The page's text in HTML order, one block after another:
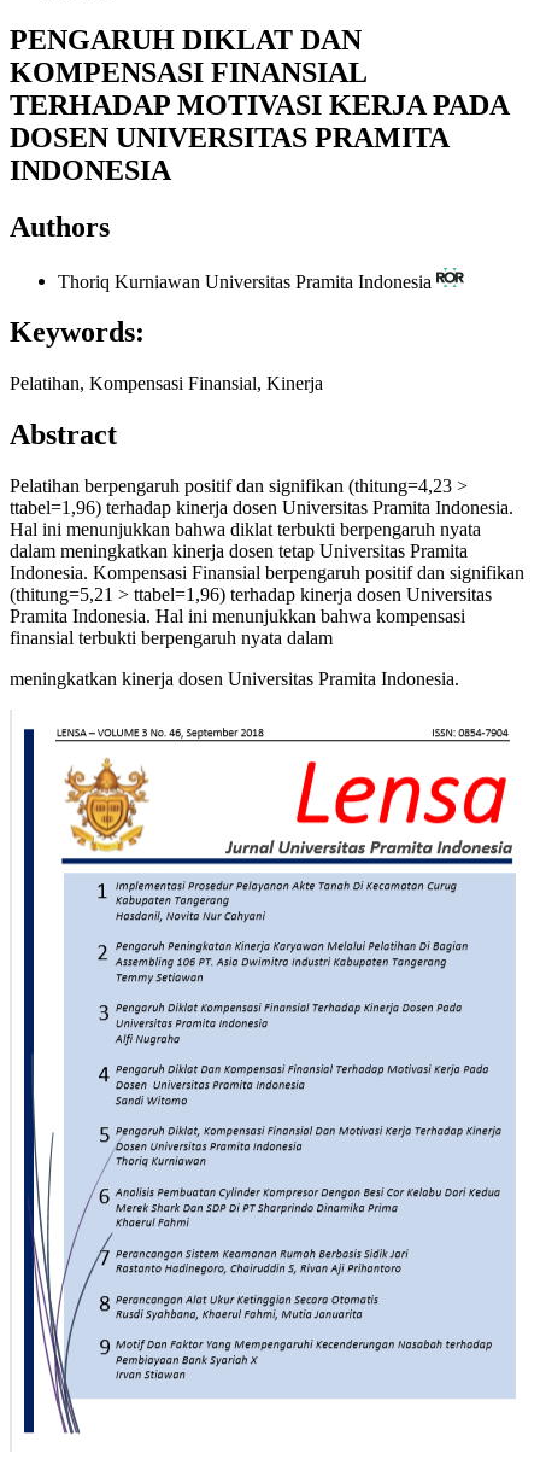
PENGARUH DIKLAT DAN
KOMPENSASI FINANSIAL
TERHADAP MOTIVASI KERJA PADA
DOSEN UNIVERSITAS PRAMITA
INDONESIA
Authors
Thoriq Kurniawan Universitas Pramita Indonesia
Keywords:
Pelatihan, Kompensasi Finansial, Kinerja
Abstract
Pelatihan berpengaruh positif dan signifikan (thitung=4,23 >
ttabel=1,96) terhadap kinerja dosen Universitas Pramita Indonesia.
Hal ini menunjukkan bahwa diklat terbukti berpengaruh nyata
dalam meningkatkan kinerja dosen tetap Universitas Pramita
Indonesia. Kompensasi Finansial berpengaruh positif dan signifikan
(thitung=5,21 > ttabel=1,96) terhadap kinerja dosen Universitas
Pramita Indonesia. Hal ini menunjukkan bahwa kompensasi
finansial terbukti berpengaruh nyata dalam
meningkatkan kinerja dosen Universitas Pramita Indonesia.